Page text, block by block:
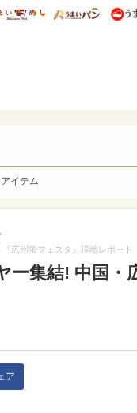
ディズニー特集
うまいめし うま
イテム
広州蛍フェスタ』現地レポート
ー集結! 中国・
ア